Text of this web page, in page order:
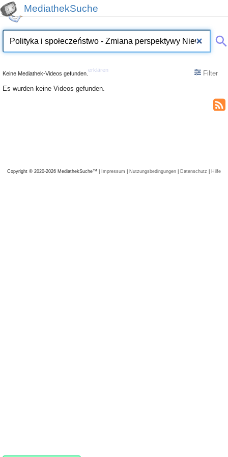
MediathekSuche
Keine Mediathek-Videos gefunden.
erklären
Filter
Es wurden keine Videos gefunden.
Copyright © 2020-2026 MediathekSuche™ | Impressum | Nutzungsbedingungen | Datenschutz | Hilfe